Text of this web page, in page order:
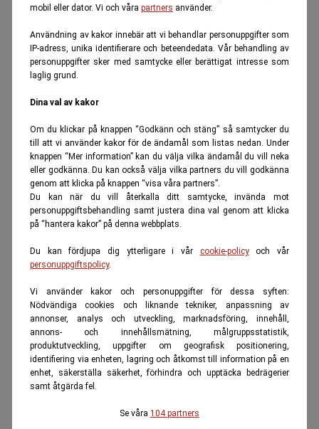
mobil eller dator. Vi och våra partners använder.
Användning av kakor innebär att vi behandlar personuppgifter som
IP-adress, unika identifierare och beteendedata. Vår behandling av
personuppgifter sker med samtycke eller berättigat intresse som
laglig grund.
Dina val av kakor
Om du klickar på knappen “Godkänn och stäng” så samtycker du
till att vi använder kakor för de ändamål som listas nedan. Under
knappen “Mer information” kan du välja vilka ändamål du vill neka
eller godkänna. Du kan också välja vilka partners du vill godkänna
genom att klicka på knappen “visa våra partners”.
Du kan när du vill återkalla ditt samtycke, invända mot
personuppgiftsbehandling samt justera dina val genom att klicka
på “hantera kakor” på denna webbplats.
Du kan fördjupa dig ytterligare i vår cookie-policyoch vår
personuppgiftspolicy.
Vi använder kakor och personuppgifter för dessa syften:
Nödvändiga cookies och liknande tekniker, anpassning av
annonser, analys och utveckling, marknadsföring, innehåll,
annons- och innehållsmätning, målgruppsstatistik,
produktutveckling, uppgifter om geografisk positionering,
identifiering via enheten, lagring och åtkomst till information på en
enhet, säkerställa säkerhet, förhindra och upptäcka bedrägerier
samt åtgärda fel.
Se våra 104 partners